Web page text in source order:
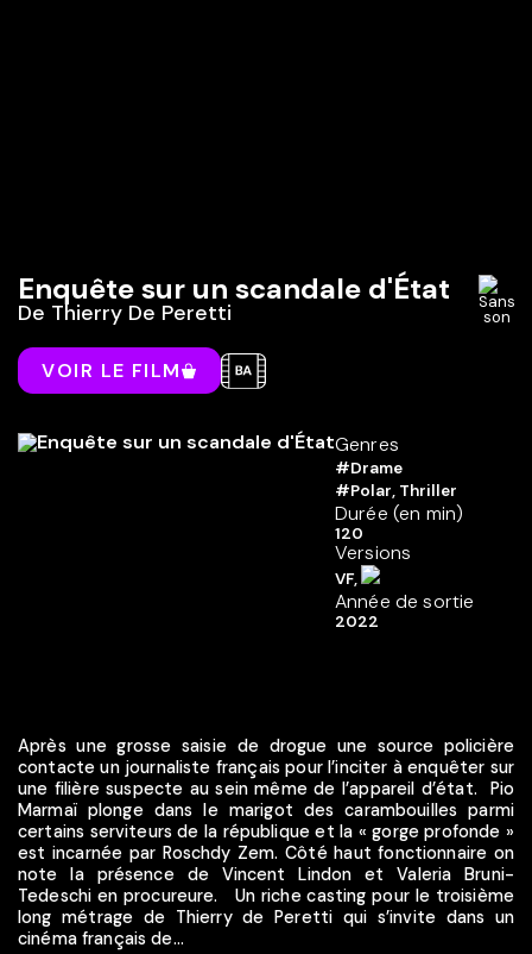
Enquête sur un scandale d'État
De Thierry De Peretti
VOIR LE FILM
Genres
#Drame
#Polar, Thriller
Durée (en min)
120
Versions
VF,
Année de sortie
2022
Après une grosse saisie de drogue une source policière
contacte un journaliste français pour l’inciter à enquêter sur
une filière suspecte au sein même de l’appareil d’état. Pio
Marmaï plonge dans le marigot des carambouilles parmi
certains serviteurs de la république et la « gorge profonde »
est incarnée par Roschdy Zem. Côté haut fonctionnaire on
note la présence de Vincent Lindon et Valeria Bruni-
Tedeschi en procureure. Un riche casting pour le troisième
long métrage de Thierry de Peretti qui s’invite dans un
cinéma français de...